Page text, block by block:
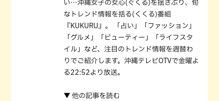
い…沖縄女子の女心(ぐくる)を揺さぶり、旬
なトレンド情報を括る(くくる)番組
『KUKURU』。 「占い」「ファッション」
「グルメ」「ビューティー」「ライフスタ
イル」など、注目のトレンド情報を週替わ
りでご紹介します。沖縄テレビOTVで金曜よ
る22:52より放送。
▼ 他の記事を読む